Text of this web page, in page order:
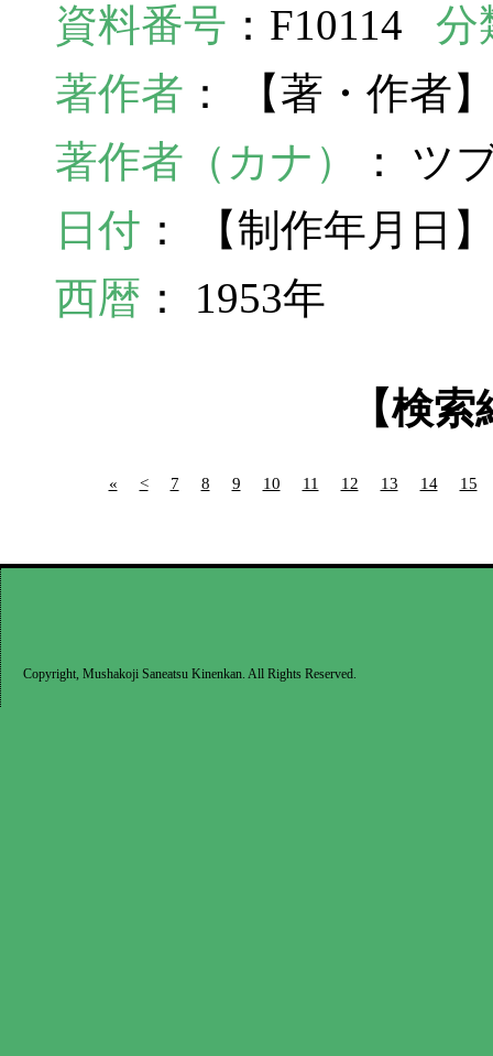
資料番号 ：F10114 分
著作者 ： 【著・作者
著作者（カナ）
： ツ
日付 ： 【制作年月日
西暦 ： 1953年
【検
« < 7 8 9 10 11 12 13 14 15
Copyright, Mushakoji Saneatsu Kinenkan. All Rights Reserved.